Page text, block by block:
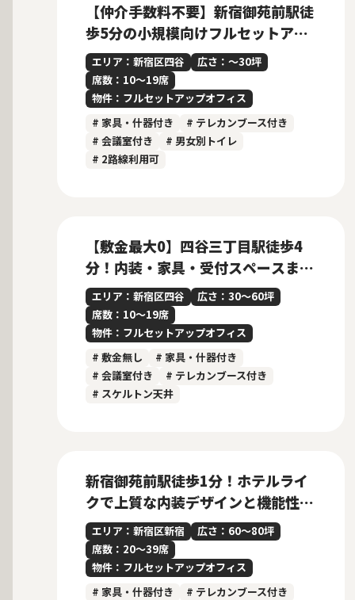
【仲介手数料不要】新宿御苑前駅徒
歩5分の小規模向けフルセットアッ
プオフィス
エリア：新宿区四谷
広さ：〜30坪
席数：10〜19席
物件：フルセットアップオフィス
# 家具・什器付き
# テレカンブース付き
# 会議室付き
# 男女別トイレ
# 2路線利用可
【敷金最大0】四谷三丁目駅徒歩4
分！内装・家具・受付スペースまで
完備のフルセットアップオフィス
エリア：新宿区四谷
広さ：30〜60坪
席数：10〜19席
物件：フルセットアップオフィス
# 敷金無し
# 家具・什器付き
# 会議室付き
# テレカンブース付き
# スケルトン天井
新宿御苑前駅徒歩1分！ホテルライ
クで上質な内装デザインと機能性を
兼ね備えたフルセットアップオフィ
ス
エリア：新宿区新宿
広さ：60〜80坪
席数：20〜39席
物件：フルセットアップオフィス
# 家具・什器付き
# テレカンブース付き